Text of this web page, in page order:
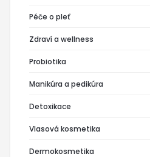
Péče o pleť
Zdraví a wellness
Probiotika
Manikúra a pedikúra
Detoxikace
Vlasová kosmetika
Dermokosmetika